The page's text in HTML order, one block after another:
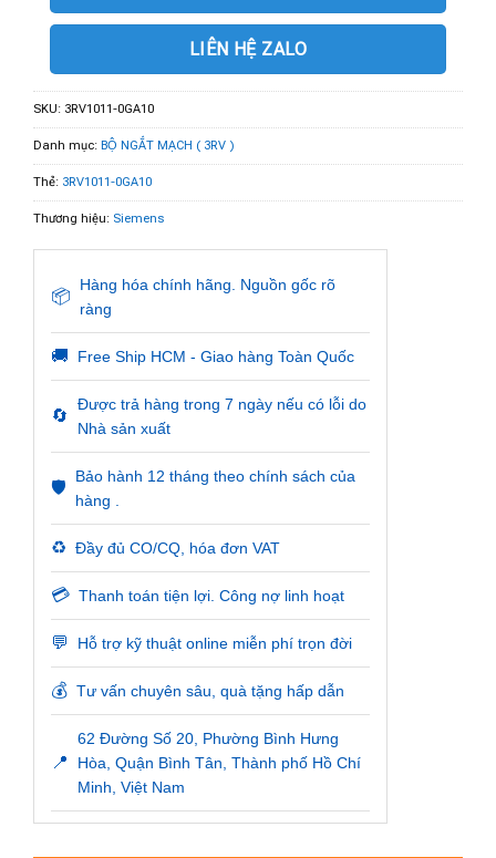
LIÊN HỆ ZALO
SKU: 3RV1011-0GA10
Danh mục: BỘ NGẮT MẠCH ( 3RV )
Thẻ: 3RV1011-0GA10
Thương hiệu: Siemens
📦
Hàng hóa chính hãng. Nguồn gốc rõ
ràng
🚚 Free Ship HCM - Giao hàng Toàn Quốc
🔄
Được trả hàng trong 7 ngày nếu có lỗi do
Nhà sản xuất
🛡️
Bảo hành 12 tháng theo chính sách của
hàng .
♻️ Đầy đủ CO/CQ, hóa đơn VAT
💳 Thanh toán tiện lợi. Công nợ linh hoạt
💬 Hỗ trợ kỹ thuật online miễn phí trọn đời
💰 Tư vấn chuyên sâu, quà tặng hấp dẫn
📍
62 Đường Số 20, Phường Bình Hưng
Hòa, Quận Bình Tân, Thành phố Hồ Chí
Minh, Việt Nam